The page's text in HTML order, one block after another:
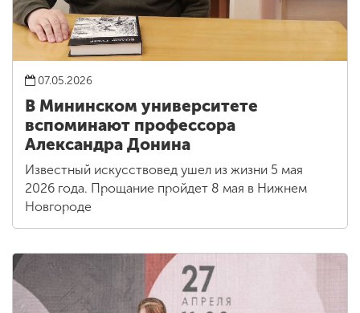
07.05.2026
В Мининском университете
вспоминают профессора
Александра Донина
Известный искусствовед ушел из жизни 5 мая
2026 года. Прощание пройдет 8 мая в Нижнем
Новгороде